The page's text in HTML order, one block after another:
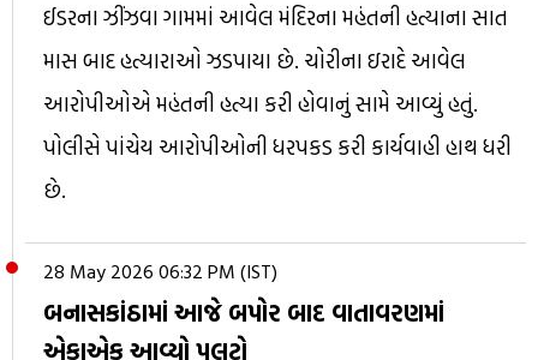
ઈડરના ઝીંઝવા ગામમાં આવેલ મંદિરના મહંતની હત્યાના સાત
માસ બાદ હત્યારાઓ ઝડપાયા છે. ચોરીના ઇરાદે આવેલ
આરોપીઓએ મહંતની હત્યા કરી હોવાનું સામે આવ્યું હતું.
પોલીસે પાંચેય આરોપીઓની ધરપકડ કરી કાર્યવાહી હાથ ધરી
છે.
28 May 2026 06:32 PM (IST)
બનાસકાંઠામાં આજે બપોર બાદ વાતાવરણમાં
એકાએક આવ્યો પલટો